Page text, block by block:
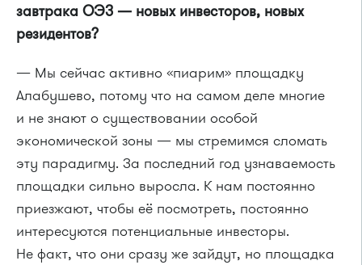
завтрака ОЭЗ — новых инвесторов, новых
резидентов?
— Мы сейчас активно «пиарим» площадку
Алабушево, потому что на самом деле многие
и не знают о существовании особой
экономической зоны — мы стремимся сломать
эту парадигму. За последний год узнаваемость
площадки сильно выросла. К нам постоянно
приезжают, чтобы её посмотреть, постоянно
интересуются потенциальные инвесторы.
Не факт, что они сразу же зайдут, но площадка